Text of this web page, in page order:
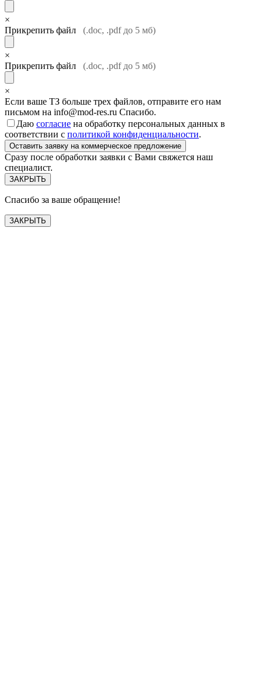
×
Прикрепить файл
(.doc, .pdf до 5 мб)
×
Прикрепить файл
(.doc, .pdf до 5 мб)
×
Если ваше ТЗ больше трех файлов, отправите его нам
письмом на info@mod-res.ru Спасибо.
Даю согласие на обработку персональных данных в
соответствии с политикой конфиденциальности.
Сразу после обработки заявки с Вами свяжется наш
специалист.
ЗАКРЫТЬ
Спасибо за ваше обращение!
ЗАКРЫТЬ